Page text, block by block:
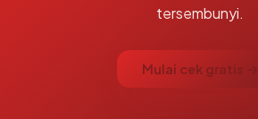
tersembunyi.
Mulai cek gratis →